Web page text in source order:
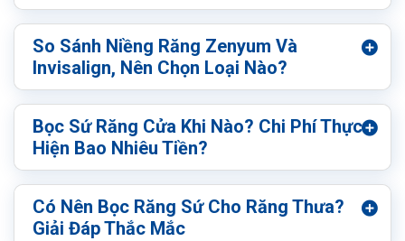
So Sánh Niềng Răng Zenyum Và
Invisalign, Nên Chọn Loại Nào?
Bọc Sứ Răng Cửa Khi Nào? Chi Phí Thực
Hiện Bao Nhiêu Tiền?
Có Nên Bọc Răng Sứ Cho Răng Thưa?
Giải Đáp Thắc Mắc